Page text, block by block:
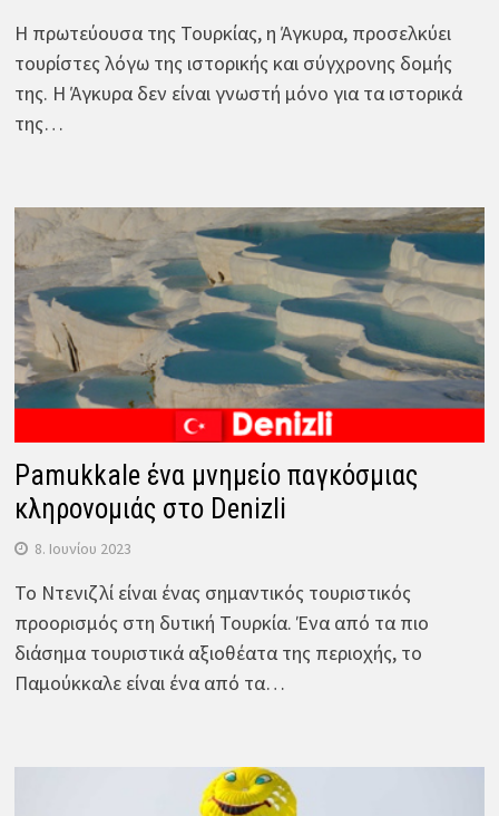
Η πρωτεύουσα της Τουρκίας, η Άγκυρα, προσελκύει
τουρίστες λόγω της ιστορικής και σύγχρονης δομής
της. Η Άγκυρα δεν είναι γνωστή μόνο για τα ιστορικά
της…
Pamukkale ένα μνημείο παγκόσμιας
κληρονομιάς στο Denizli
8. Ιουνίου 2023
Το Ντενιζλί είναι ένας σημαντικός τουριστικός
προορισμός στη δυτική Τουρκία. Ένα από τα πιο
διάσημα τουριστικά αξιοθέατα της περιοχής, το
Παμούκκαλε είναι ένα από τα…